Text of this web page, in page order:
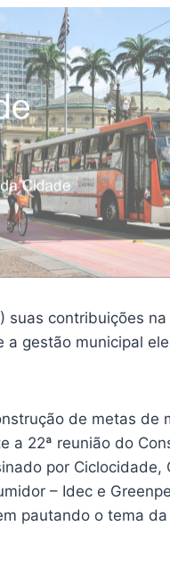
suas contribuições
gestão municipal
de metas de
a 22ª reunião do
por Ciclocidade,
– Idec e
pautando o tema